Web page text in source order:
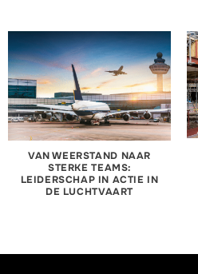
VAN WEERSTAND NAAR
STERKE TEAMS:
LEIDERSCHAP IN ACTIE IN
DE LUCHTVAART